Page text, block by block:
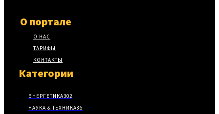
О портале
О НАС
ТАРИФЫ
КОНТАКТЫ
Категории
ЭНЕРГЕТИКА302
НАУКА & ТЕХНИКА86